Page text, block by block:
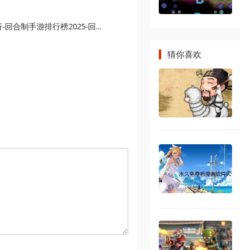
回合制手游推荐排行-回合制手游排行榜2025-回合制手游人气排行榜
猜你喜欢